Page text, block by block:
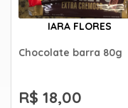
IARA FLORES
Chocolate barra 80g
R$ 18,00